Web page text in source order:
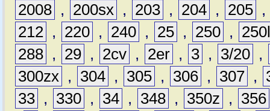
2008 , 200sx , 203 , 204 , 205 ,
212 , 220 , 240 , 25 , 250 ,
288 , 29 , 2cv , 2er , 3 , 3/20 ,
300zx , 304 , 305 , 306 , 307 ,
33 , 330 , 34 , 348 , 350z ,
356